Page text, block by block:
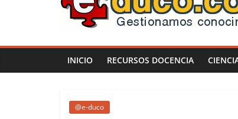
E-
duco:
Gestión
INICIO RECURSOS DOCENCIA
@e-duco